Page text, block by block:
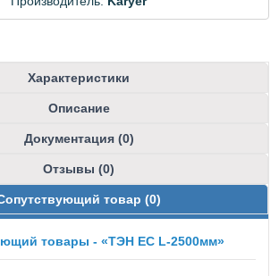
Характеристики
Описание
Документация (0)
Отзывы (0)
товар (0)
товары - «ТЭН ЕС L-2500мм»